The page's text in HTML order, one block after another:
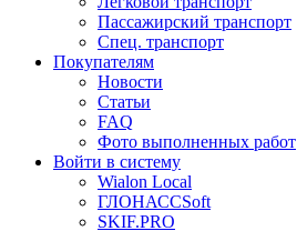
Пассажирский транспорт
Спец. транспорт
Покупателям
Новости
Статьи
FAQ
Фото выполненных работ
Войти в систему
Wialon Local
ГЛОНАССSoft
SKIF.PRO